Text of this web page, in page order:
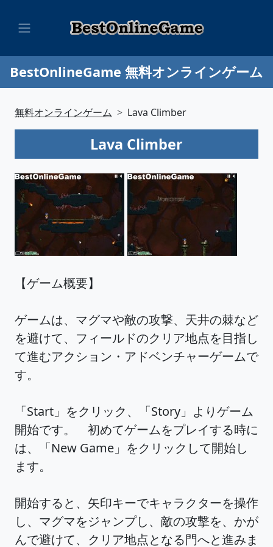
BestOnlineGame 無料オンラインゲーム
無料オンラインゲーム Lava Climber
Lava Climber
【ゲーム概要】
ゲームは、マグマや敵の攻撃、天井の棘など
を避けて、フィールドのクリア地点を目指し
て進むアクション・アドベンチャーゲームで
す。
「Start」をクリック、「Story」よりゲーム
開始です。 初めてゲームをプレイする時に
は、「New Game」をクリックして開始し
ます。
開始すると、矢印キーでキャラクターを操作
し、マグマをジャンプし、敵の攻撃を、かが
んで避けて、クリア地点となる門へと進みま